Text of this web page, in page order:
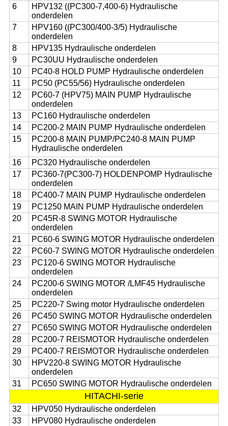
6
HPV132 ((PC300-7,400-6) Hydraulische
onderdelen
7
HPV160 ((PC300/400-3/5) Hydraulische
onderdelen
8
HPV135 Hydraulische onderdelen
9
PC30UU Hydraulische onderdelen
10
PC40-8 HOLD PUMP Hydraulische onderdelen
11
PC50 (PC55/56) Hydraulische onderdelen
12
PC60-7 (HPV75) MAIN PUMP Hydraulische
onderdelen
13
PC160 Hydraulische onderdelen
14
PC200-2 MAIN PUMP Hydraulische onderdelen
15
PC200-8 MAIN PUMP/PC240-8 MAIN PUMP
Hydraulische onderdelen
16
PC320 Hydraulische onderdelen
17
PC360-7(PC300-7) HOLDENPOMP Hydraulische
onderdelen
18
PC400-7 MAIN PUMP Hydraulische onderdelen
19
PC1250 MAIN PUMP Hydraulische onderdelen
20
PC45R-8 SWING MOTOR Hydraulische
onderdelen
21
PC60-6 SWING MOTOR Hydraulische onderdelen
22
PC60-7 SWING MOTOR Hydraulische onderdelen
23
PC120-6 SWING MOTOR Hydraulische
onderdelen
24
PC200-6 SWING MOTOR /LMF45 Hydraulische
onderdelen
25
PC220-7 Swing motor Hydraulische onderdelen
26
PC450 SWING MOTOR Hydraulische onderdelen
27
PC650 SWING MOTOR Hydraulische onderdelen
28
PC200-7 REISMOTOR Hydraulische onderdelen
29
PC400-7 REISMOTOR Hydraulische onderdelen
30
HPV220-8 SWING MOTOR Hydraulische
onderdelen
31
PC650 SWING MOTOR Hydraulische onderdelen
HITACHI-serie
32
HPV050 Hydraulische onderdelen
33
HPV080 Hydraulische onderdelen